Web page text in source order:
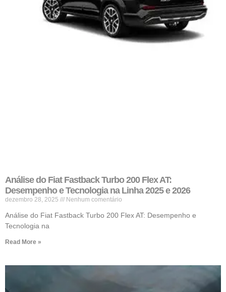
Análise do Fiat Fastback Turbo 200 Flex AT:
Desempenho e Tecnologia na Linha 2025 e 2026
dezembro 28, 2025 Nenhum comentário
Análise do Fiat Fastback Turbo 200 Flex AT: Desempenho e
Tecnologia na
Read More »